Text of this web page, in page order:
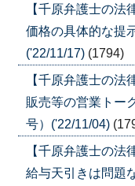
【千原弁護士の
価格の具体的な提
('22/11/17) (1794)
【千原弁護士の
販売等の営業トー
号）('22/11/04)
【千原弁護士の
給与天引きは問題